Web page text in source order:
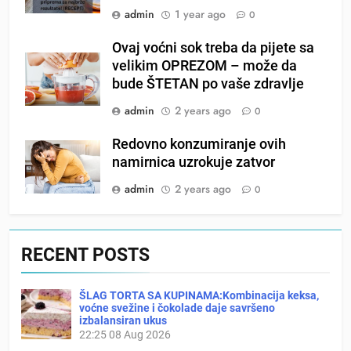
admin 1 year ago 0
Ovaj voćni sok treba da pijete sa
velikim OPREZOM – može da
bude ŠTETAN po vaše zdravlje
admin
2 years ago 0
Redovno konzumiranje ovih
namirnica uzrokuje zatvor
admin
2 years ago 0
RECENT POSTS
ŠLAG TORTA SA KUPINAMA:Kombinacija keksa,
voćne svežine i čokolade daje savršeno
izbalansiran ukus
22:2508 Aug 2026